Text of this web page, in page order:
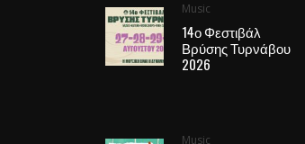
Music
14ο Φεστιβάλ
Βρύσης Τυρνάβου
2026
Music